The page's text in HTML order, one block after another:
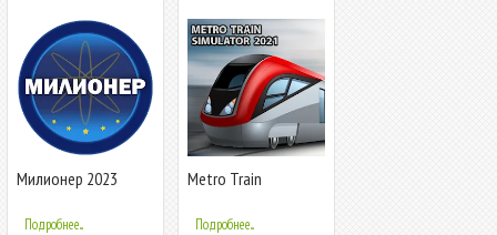
Милионер 2023
Подробнее...
Metro Train
Подробнее...